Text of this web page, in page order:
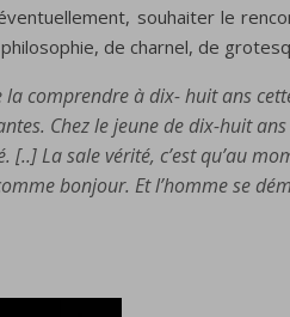
souhaiter le
de charnel, de
comprendre à dix- huit ans
Chez le jeune de dix-huit
[..] La sale vérité, c’est qu’au
bonjour. Et l’homme se